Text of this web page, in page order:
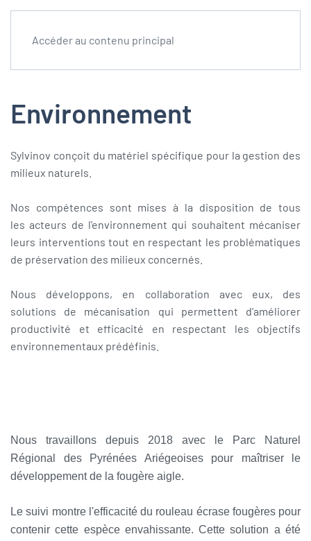
Accéder au contenu principal
Environnement
Sylvinov conçoit du matériel spécifique pour la gestion des
milieux naturels.
Nos compétences sont mises à la disposition de tous
les acteurs de l'environnement qui souhaitent mécaniser
leurs interventions tout en respectant les problématiques
de préservation des milieux concernés.
Nous développons, en collaboration avec eux, des
solutions de mécanisation qui permettent d'améliorer
productivité et efficacité en respectant les objectifs
environnementaux prédéfinis.
Nous travaillons depuis 2018 avec le Parc Naturel
Régional des Pyrénées Ariégeoises pour maîtriser le
développement de la fougère aigle.
Le suivi montre l'efficacité du rouleau écrase fougères pour
contenir cette espèce envahissante. Cette solution a été